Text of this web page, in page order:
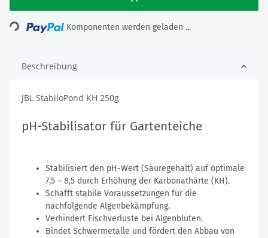
Loading... Komponenten werden geladen ...
Beschreibung
JBL StabiloPond KH 250g
pH-Stabilisator für Gartenteiche
Stabilisiert den pH-Wert (Säuregehalt) auf optimale
7,5 – 8,5 durch Erhöhung der Karbonathärte (KH).
Schafft stabile Voraussetzungen für die
nachfolgende Algenbekämpfung.
Verhindert Fischverluste bei Algenblüten.
Bindet Schwermetalle und fördert den Abbau von